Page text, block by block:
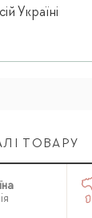
Україні
ТОВАРУ